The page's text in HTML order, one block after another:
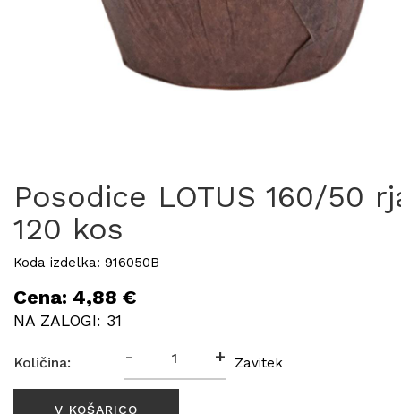
Posodice LOTUS 160/50
120 kos
Koda izdelka: 916050B
Cena: 4,88 €
NA ZALOGI: 31
Količina: - + Zavitek